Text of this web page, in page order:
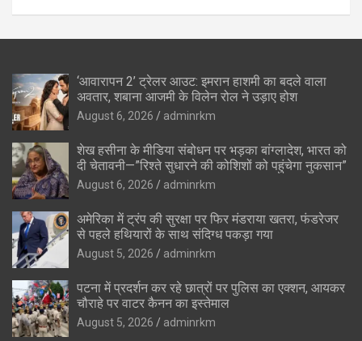
‘आवारापन 2’ ट्रेलर आउट: इमरान हाशमी का बदले वाला
अवतार, शबाना आजमी के विलेन रोल ने उड़ाए होश
August 6, 2026 adminrkm
शेख हसीना के मीडिया संबोधन पर भड़का बांग्लादेश, भारत को
दी चेतावनी—”रिश्ते सुधारने की कोशिशों को पहुंचेगा नुकसान”
August 6, 2026 adminrkm
अमेरिका में ट्रंप की सुरक्षा पर फिर मंडराया खतरा, फंडरेजर
से पहले हथियारों के साथ संदिग्ध पकड़ा गया
August 5, 2026 adminrkm
पटना में प्रदर्शन कर रहे छात्रों पर पुलिस का एक्शन, आयकर
चौराहे पर वाटर कैनन का इस्तेमाल
August 5, 2026 adminrkm